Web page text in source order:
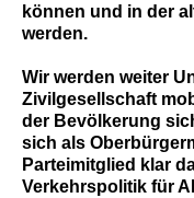
können und in der
werden.
Wir werden weiter
Zivilgesellschaft
der Bevölkerung
sich als
Parteimitglied klar
Verkehrspolitik für